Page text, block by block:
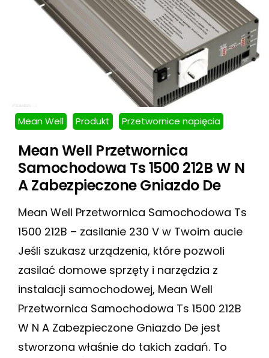
Mean Well Produkt Przetwornice napięcia
Mean Well Przetwornica
Samochodowa Ts 1500 212B W N
A Zabezpieczone Gniazdo De
Mean Well Przetwornica Samochodowa Ts
1500 212B – zasilanie 230 V w Twoim aucie
Jeśli szukasz urządzenia, które pozwoli
zasilać domowe sprzęty i narzędzia z
instalacji samochodowej, Mean Well
Przetwornica Samochodowa Ts 1500 212B
W N A Zabezpieczone Gniazdo De jest
stworzona właśnie do takich zadań. To